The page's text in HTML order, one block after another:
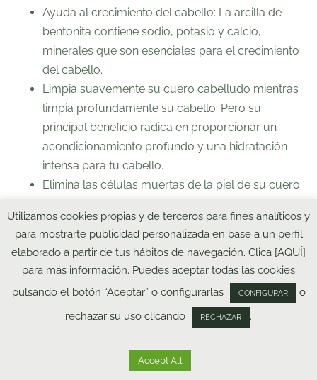
Ayuda al crecimiento del cabello: La arcilla de
bentonita contiene sodio, potasio y calcio,
minerales que son esenciales para el crecimiento
del cabello.
Limpia suavemente su cuero cabelludo mientras
limpia profundamente su cabello. Pero su
principal beneficio radica en proporcionar un
acondicionamiento profundo y una hidratación
intensa para tu cabello.
Elimina las células muertas de la piel de su cuero
su vez, aumentan el crecimiento del cabello.
Añade brillo a tu cabello:
excelente máscara para el cabello, la arcilla de
bentonita también proporciona un excelente
enjuague para el cabello que agrega un brillo
intenso a tu cabello.
Encuentra esta maravillosa arcilla y obtén todos sus
beneficios con nuestro champú para pelo normal:
Utilizamos cookies propias y de terceros para fines analíticos y
para mostrarte publicidad personalizada en base a un perfil
elaborado a partir de tus hábitos de navegación. Clica [AQUÍ]
para más información. Puedes aceptar todas las cookies
pulsando el botón “Aceptar” o configurarlas
CONFIGURAR
o
rechazar su uso clicando
RECHAZAR .
Accept All